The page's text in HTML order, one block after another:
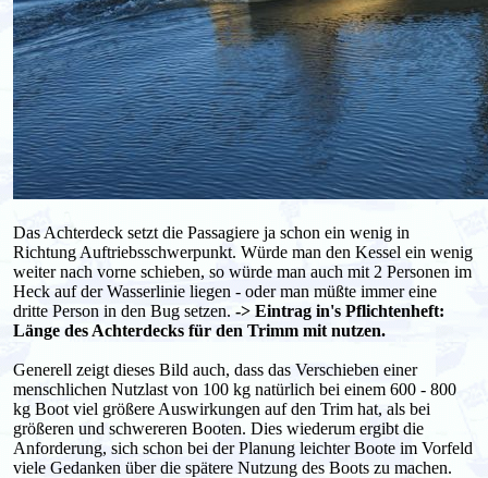
Das Achterdeck setzt die Passagiere ja schon ein wenig in
Richtung Auftriebsschwerpunkt. Würde man den Kessel ein wenig
weiter nach vorne schieben, so würde man auch mit 2 Personen im
Heck auf der Wasserlinie liegen - oder man müßte immer eine
dritte Person in den Bug setzen. -> Eintrag in's Pflichtenheft:
Länge des Achterdecks für den Trimm mit nutzen.
Generell zeigt dieses Bild auch, dass das Verschieben einer
menschlichen Nutzlast von 100 kg natürlich bei einem 600 - 800
kg Boot viel größere Auswirkungen auf den Trim hat, als bei
größeren und schwereren Booten. Dies wiederum ergibt die
Anforderung, sich schon bei der Planung leichter Boote im Vorfeld
viele Gedanken über die spätere Nutzung des Boots zu machen.